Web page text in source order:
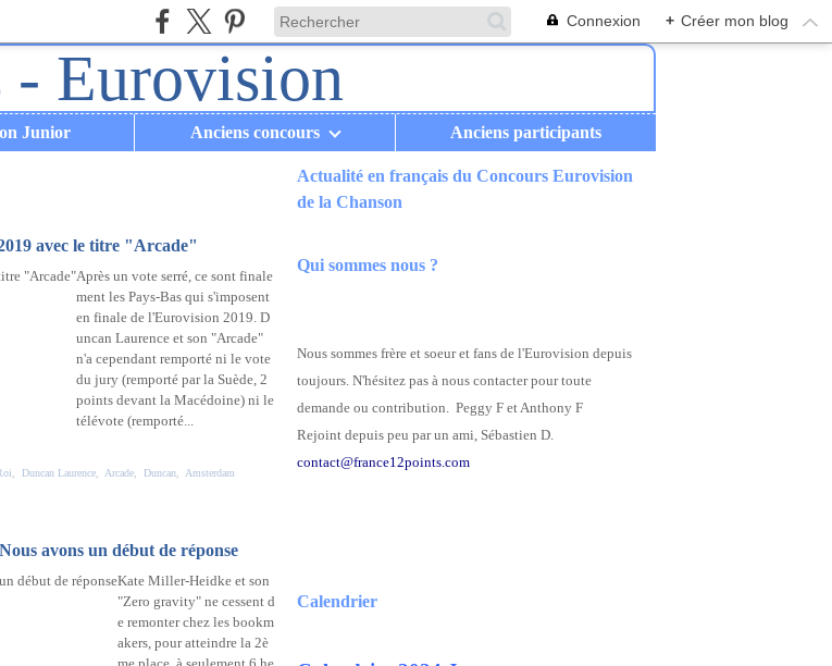
Connexion + Créer mon blog
Junior Anciens concours Anciens participants
avec le titre "Arcade"
Après un vote serré, ce sont finale
ment les Pays-Bas qui s'imposent
en finale de l'Eurovision 2019. D
uncan Laurence et son "Arcade"
n'a cependant remporté ni le vote
du jury (remporté par la Suède, 2
points devant la Macédoine) ni le
télévote (remporté...
Duncan Laurence Arcade Duncan Amsterdam
avons un début de réponse
Kate Miller-Heidke et son
"Zero gravity" ne cessent d
e remonter chez les bookm
akers, pour atteindre la 2è
Actualité en français du Concours Eurovision
de la Chanson
Qui sommes nous ?
Nous sommes frère et soeur et fans de l'Eurovision depuis
toujours. N'hésitez pas à nous contacter pour toute
demande ou contribution. Peggy F et Anthony F
Rejoint depuis peu par un ami, Sébastien D.
contact@france12points.com
Calendrier